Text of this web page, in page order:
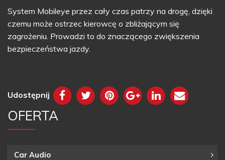
System Mobileye przez cały czas patrzy na drogę, dzięki
czemu może ostrzec kierowcę o zbliżającym się
zagrożeniu. Prowadzi to do znaczącego zwiększenia
bezpieczeństwa jazdy.
Udostępnij
OFERTA
Car Audio